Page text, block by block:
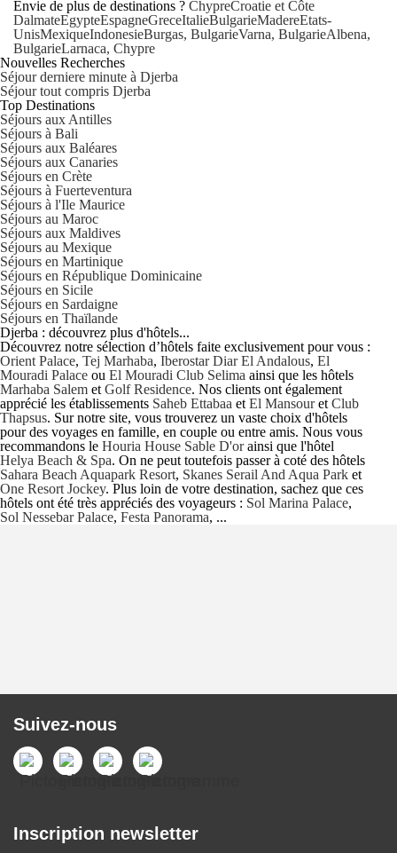
Envie de plus de destinations ? ChypreCroatie et Côte
DalmateEgypteEspagneGreceItalieBulgarieMadereEtats-
UnisMexiqueIndonesieBurgas, BulgarieVarna, BulgarieAlbena,
BulgarieLarnaca, Chypre
Nouvelles Recherches
Séjour derniere minute à Djerba
Séjour tout compris Djerba
Top Destinations
Séjours aux Antilles
Séjours à Bali
Séjours aux Baléares
Séjours aux Canaries
Séjours en Crète
Séjours à Fuerteventura
Séjours à l'Ile Maurice
Séjours au Maroc
Séjours aux Maldives
Séjours au Mexique
Séjours en Martinique
Séjours en République Dominicaine
Séjours en Sicile
Séjours en Sardaigne
Séjours en Thaïlande
Djerba : découvrez plus d'hôtels...
Découvrez notre sélection d’hôtels faite exclusivement pour vous :
Orient Palace, Tej Marhaba, Iberostar Diar El Andalous, El
Mouradi Palace ou El Mouradi Club Selima ainsi que les hôtels
Marhaba Salem et Golf Residence. Nos clients ont également
apprécié les établissements Saheb Ettabaa et El Mansouret Club
Thapsus. Sur notre site, vous trouverez un vaste choix d'hôtels
pour des voyages en famille, en couple ou entre amis. Nous vous
recommandons le Houria House Sable D'orainsi que l'hôtel
Helya Beach & Spa. On ne peut toutefois passer à coté des hôtels
Sahara Beach Aquapark Resort, Skanes Serail And Aqua Park et
One Resort Jockey. Plus loin de votre destination, sachez que ces
hôtels ont été très appréciés des voyageurs : Sol Marina Palace,
Sol Nessebar Palace, Festa Panorama, ...
Suivez-nous
Inscription newsletter